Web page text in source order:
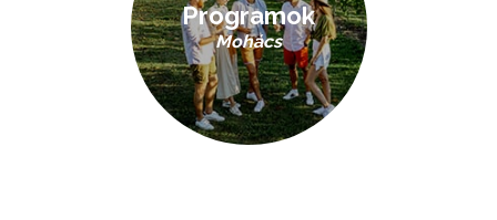
Programok
Mohács